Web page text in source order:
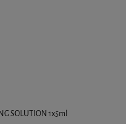
SOLUTION 1x5ml